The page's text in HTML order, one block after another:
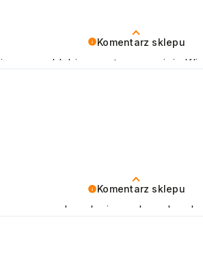
Komentarz sklepu
nam schlebia pozytywna opinia
Komentarz sklepu
nas zadowolenie z udanych